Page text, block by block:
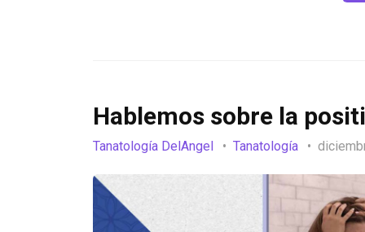
Hablemos sobre la
Tanatología DelAngel Tanatología